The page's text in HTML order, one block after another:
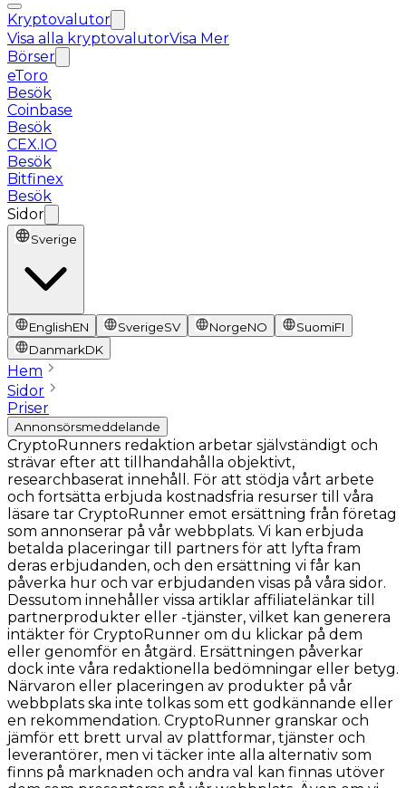
Kryptovalutor
Visa alla kryptovalutorVisa Mer
Börser
eToro
Besök
Coinbase
Besök
CEX.IO
Besök
Bitfinex
Besök
Sidor
Sverige
EnglishEN SverigeSV NorgeNO SuomiFI
DanmarkDK
Hem
Sidor
Priser
Annonsörsmeddelande
CryptoRunners redaktion arbetar självständigt och
strävar efter att tillhandahålla objektivt,
researchbaserat innehåll. För att stödja vårt arbete
och fortsätta erbjuda kostnadsfria resurser till våra
läsare tar CryptoRunner emot ersättning från företag
som annonserar på vår webbplats. Vi kan erbjuda
betalda placeringar till partners för att lyfta fram
deras erbjudanden, och den ersättning vi får kan
påverka hur och var erbjudanden visas på våra sidor.
Dessutom innehåller vissa artiklar affiliatelänkar till
partnerprodukter eller -tjänster, vilket kan generera
intäkter för CryptoRunner om du klickar på dem
eller genomför en åtgärd. Ersättningen påverkar
dock inte våra redaktionella bedömningar eller betyg.
Närvaron eller placeringen av produkter på vår
webbplats ska inte tolkas som ett godkännande eller
en rekommendation. CryptoRunner granskar och
jämför ett brett urval av plattformar, tjänster och
leverantörer, men vi täcker inte alla alternativ som
finns på marknaden och andra val kan finnas utöver